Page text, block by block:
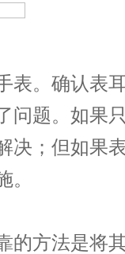
。确认表
问题。如果
决；但如果
方法是将